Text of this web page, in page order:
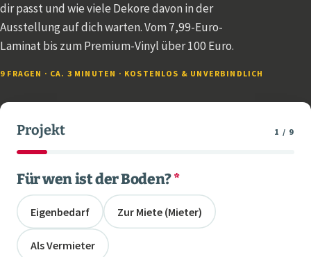
dir passt und wie viele Dekore davon in der
Ausstellung auf dich warten. Vom 7,99-Euro-
Laminat bis zum Premium-Vinyl über 100 Euro.
9 FRAGEN · CA. 3 MINUTEN · KOSTENLOS & UNVERBINDLICH
Projekt 1 / 9
Für wen ist der Boden?*
Eigenbedarf Zur Miete (Mieter)
Als Vermieter